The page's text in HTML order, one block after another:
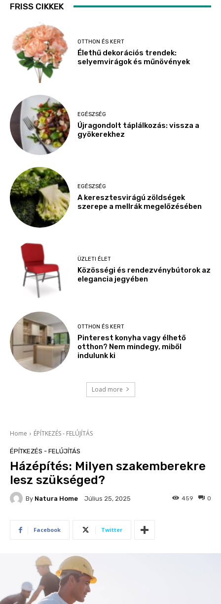
FRISS CIKKEK
OTTHON ÉS KERT
Élethű dekorációs trendek:
selyemvirágok és műnövények
EGÉSZSÉG
Újragondolt táplálkozás: vissza a
gyökerekhez
EGÉSZSÉG
A keresztesvirágú zöldségek
szerepe a mellrák megelőzésében
ÜZLETI ÉLET
Közösségi és rendezvénybútorok az
elegancia jegyében
OTTHON ÉS KERT
Pinterest konyha vagy élhető
otthon? Nem mindegy, miből
indulunk ki
Load more